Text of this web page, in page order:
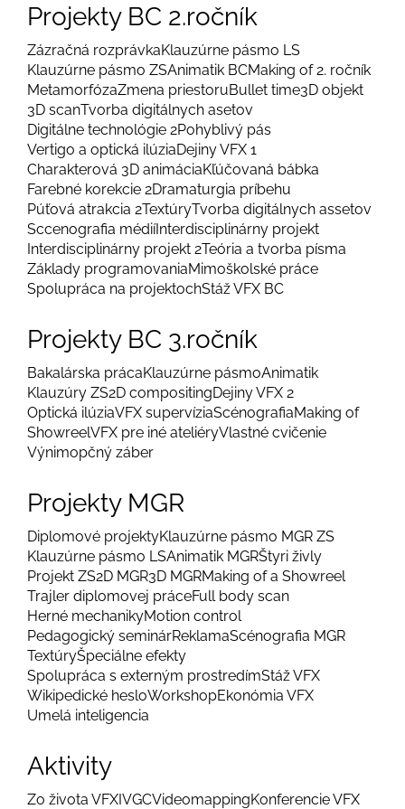
Projekty BC 2.ročník
Zázračná rozprávkaKlauzúrne pásmo LS
Klauzúrne pásmo ZSAnimatik BCMaking of 2. ročník
MetamorfózaZmena priestoruBullet time3D objekt
3D scanTvorba digitálnych asetov
Digitálne technológie 2Pohyblivý pás
Vertigo a optická ilúziaDejiny VFX 1
Charakterová 3D animáciaKľúčovaná bábka
Farebné korekcie 2Dramaturgia príbehu
Púťová atrakcia 2TextúryTvorba digitálnych assetov
Sccenografia médiíInterdisciplinárny projekt
Interdisciplinárny projekt 2Teória a tvorba písma
Základy programovaniaMimoškolské práce
Spolupráca na projektochStáž VFX BC
Projekty BC 3.ročník
Bakalárska prácaKlauzúrne pásmoAnimatik
Klauzúry ZS2D compositingDejiny VFX 2
Optická ilúziaVFX supervíziaScénografiaMaking of
ShowreelVFX pre iné ateliéryVlastné cvičenie
Výnimopčný záber
Projekty MGR
Diplomové projektyKlauzúrne pásmo MGR ZS
Klauzúrne pásmo LSAnimatik MGRŠtyri živly
Projekt ZS2D MGR3D MGRMaking of a Showreel
Trajler diplomovej práceFull body scan
Herné mechanikyMotion control
Pedagogický seminárReklamaScénografia MGR
TextúryŠpeciálne efekty
Spolupráca s externým prostredímStáž VFX
Wikipedické hesloWorkshopEkonómia VFX
Umelá inteligencia
Aktivity
Zo života VFXIVGCVideomappingKonferencie VFX